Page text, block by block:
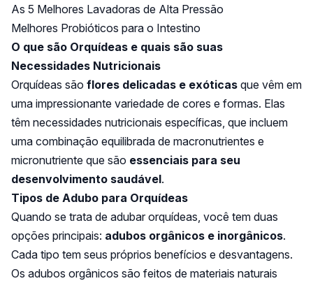
As 5 Melhores Lavadoras de Alta Pressão
Melhores Probióticos para o Intestino
O que são Orquídeas e quais são suas
Necessidades Nutricionais
Orquídeas são flores delicadas e exóticas que vêm em
uma impressionante variedade de cores e formas. Elas
têm necessidades nutricionais específicas, que incluem
uma combinação equilibrada de macronutrientes e
micronutriente que são essenciais para seu
desenvolvimento saudável.
Tipos de Adubo para Orquídeas
Quando se trata de adubar orquídeas, você tem duas
opções principais: adubos orgânicos e inorgânicos.
Cada tipo tem seus próprios benefícios e desvantagens.
Os adubos orgânicos são feitos de materiais naturais